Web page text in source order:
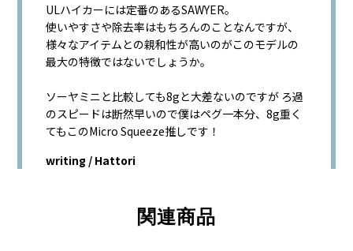
ULハイカーには定番のあるSAWYER。
使いやすさや除去率はもちろんのことなんですが、
様々なアイテムとの親和性が高いのがこのモデルの
最大の特徴ではないでしょうか。
ソーヤミニと比較しても8gと大差ないのですが ろ過
のスピードは断然早いので僕はペグ一本分、8g重く
てもこのMicro Squeeze推しです！
writing / Hattori
関連商品